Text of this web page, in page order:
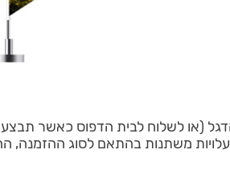
(או לשלוח לבית הדפוס כאשר
משתנות בהתאם לסוג ההזמנה,